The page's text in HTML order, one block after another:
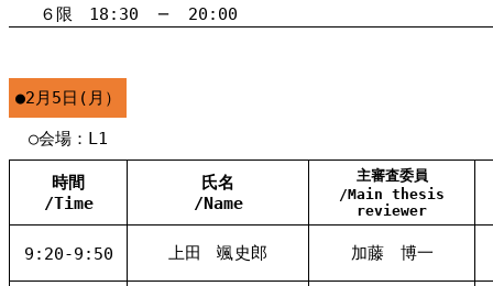
６限 18:30
─ 20:00
●2月5日(月）
○会場：L1
時間
/Time
氏名
/Name
主審査委員
/Main thesis
reviewer
9:20-9:50 上田 颯史郎 加藤 博一